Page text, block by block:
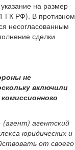
на размер
ГК РФ). В противном
несогласованным
сделки
не
включили
агентский
юридических и
от своего